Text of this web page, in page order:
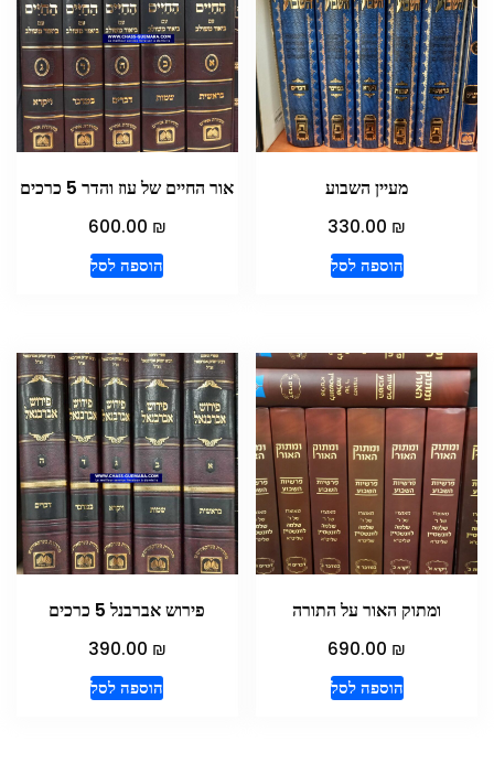
מעיין השבוע
330.00 ₪
הוספה לסל
אור החיים של עוז והדר 5 כרכים
600.00 ₪
הוספה לסל
ומתוק האור על התורה
690.00 ₪
הוספה לסל
פירוש אברבנל 5 כרכים
390.00 ₪
הוספה לסל